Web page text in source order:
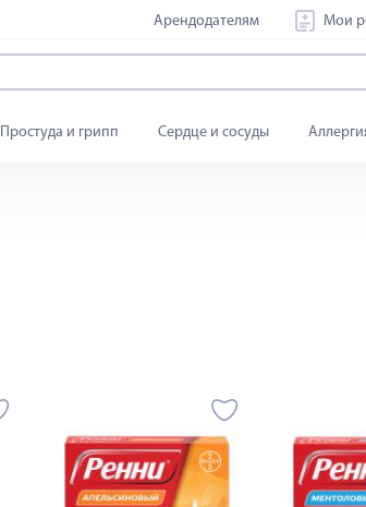
Арендодателям Мои
Простуда и грипп Сердце и сосуды